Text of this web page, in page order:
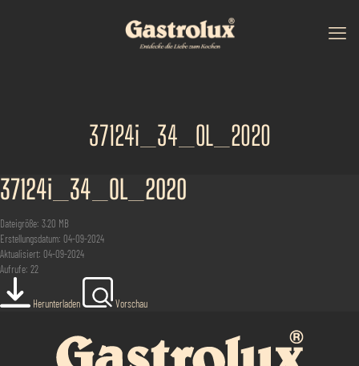
37124i_34_OL_2020
37124i_34_OL_2020
Dateigröße: 3.20 MB
Erstellungsdatum: 04-09-2024
Aktualisiert: 04-09-2024
Aufrufe: 22
Herunterladen Vorschau